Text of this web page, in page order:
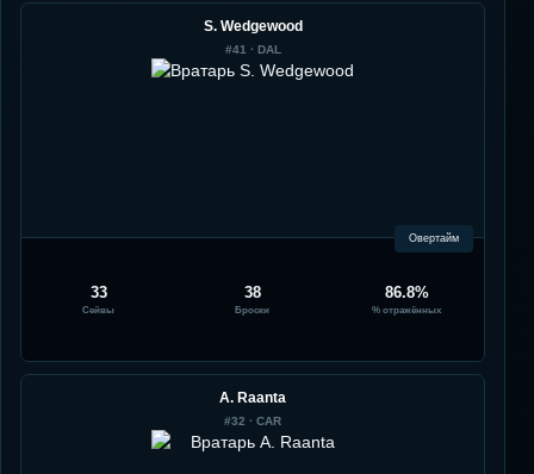
S. Wedgewood
#41· DAL
Овертайм
33
Сейвы
38
Броски
86.8%
% отражённых
A. Raanta
#32 · CAR